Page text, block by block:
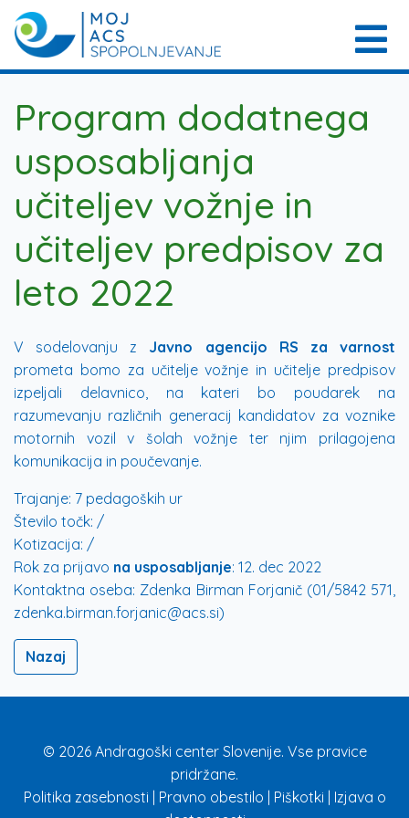
Program dodatnega
usposabljanja
učiteljev vožnje in
učiteljev predpisov za
leto 2022
V sodelovanju z Javno agencijo RS za varnost
prometa bomo za učitelje vožnje in učitelje predpisov
izpeljali delavnico, na kateri bo poudarek na
razumevanju različnih generacij kandidatov za voznike
motornih vozil v šolah vožnje ter njim prilagojena
komunikacija in poučevanje.
Trajanje: 7 pedagoških ur
Število točk: /
Kotizacija: /
Rok za prijavo na usposabljanje: 12. dec 2022
Kontaktna oseba: Zdenka Birman Forjanič (01/5842 571,
zdenka.birman.forjanic@acs.si)
Nazaj
© 2026 Andragoški center Slovenije. Vse pravice
pridržane.
Politika zasebnosti
Pravno obestilo Piškotki
Izjava o